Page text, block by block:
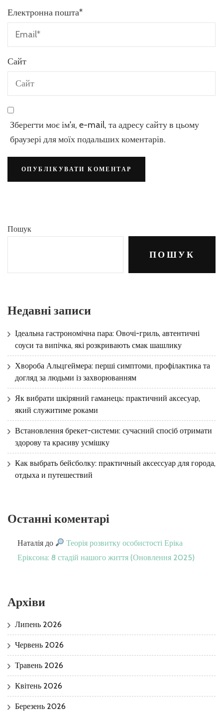
Електронна пошта*
Сайт
Зберегти моє ім'я, e-mail, та адресу сайту в цьому
браузері для моїх подальших коментарів.
Пошук
ПОШУК
Недавні записи
Ідеальна гастрономічна пара: Овочі-гриль, автентичні
соуси та випічка, які розкривають смак шашлику
Хвороба Альцгеймера: перші симптоми, профілактика та
догляд за людьми із захворюванням
Як вибрати шкіряний гаманець: практичний аксесуар,
який служитиме роками
Встановлення брекет-системи: сучасний спосіб отримати
здорову та красиву усмішку
Как выбрать бейсболку: практичный аксессуар для города,
отдыха и путешествий
Останні коментарі
Наталія до
Теорія розвитку особистості Еріка
Еріксона: 8 стадій нашого життя (Оновлення 2025)
Архіви
Липень 2026
Червень 2026
Травень 2026
Квітень 2026
Березень 2026